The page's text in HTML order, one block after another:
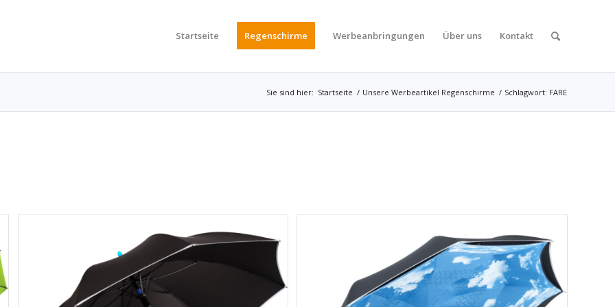
Startseite Regenschirme Werbeanbringungen Über uns Kontakt
Sie sind hier: Startseite / Unsere Werbeartikel Regenschirme / Schlagwort: FARE